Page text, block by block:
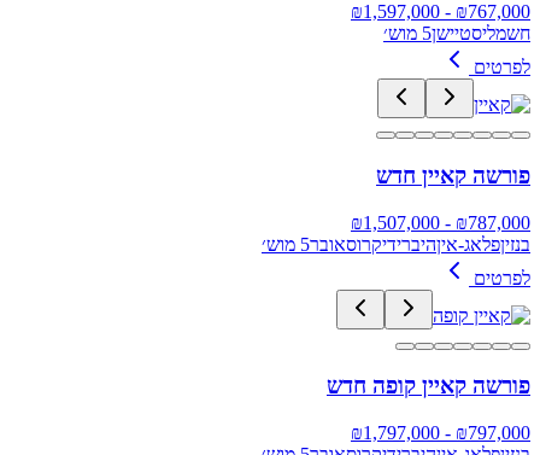
₪767,000
- ₪
1,597,000
חשמליסטיישן5 מוש׳
לפרטים
פורשה קאיין חדש
₪787,000
- ₪
1,507,000
בנזיןפלאג-איןהיברידיקרוסאובר5 מוש׳
לפרטים
פורשה קאיין קופה חדש
₪797,000
- ₪
1,797,000